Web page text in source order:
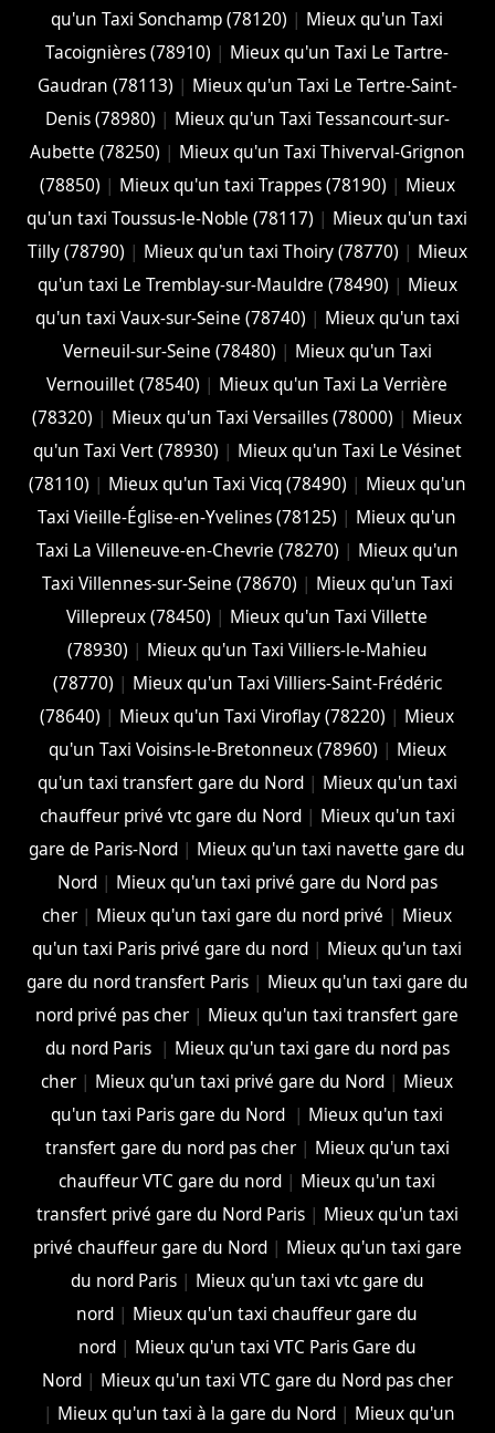
qu'un Taxi Sonchamp (78120) | Mieux qu'un Taxi
Tacoignières (78910) | Mieux qu'un Taxi Le Tartre-
Gaudran (78113) | Mieux qu'un Taxi Le Tertre-Saint-
Denis (78980) | Mieux qu'un Taxi Tessancourt-sur-
Aubette (78250) | Mieux qu'un Taxi Thiverval-Grignon
(78850) | Mieux qu'un taxi Trappes (78190) | Mieux
qu'un taxi Toussus-le-Noble (78117) | Mieux qu'un taxi
Tilly (78790) | Mieux qu'un taxi Thoiry (78770) | Mieux
qu'un taxi Le Tremblay-sur-Mauldre (78490) | Mieux
qu'un taxi Vaux-sur-Seine (78740) | Mieux qu'un taxi
Verneuil-sur-Seine (78480) | Mieux qu'un Taxi
Vernouillet (78540) | Mieux qu'un Taxi La Verrière
(78320) | Mieux qu'un Taxi Versailles (78000) | Mieux
qu'un Taxi Vert (78930) | Mieux qu'un Taxi Le Vésinet
(78110) | Mieux qu'un Taxi Vicq (78490) | Mieux qu'un
Taxi Vieille-Église-en-Yvelines (78125) | Mieux qu'un
Taxi La Villeneuve-en-Chevrie (78270) | Mieux qu'un
Taxi Villennes-sur-Seine (78670) | Mieux qu'un Taxi
Villepreux (78450) | Mieux qu'un Taxi Villette
(78930) | Mieux qu'un Taxi Villiers-le-Mahieu
(78770) | Mieux qu'un Taxi Villiers-Saint-Frédéric
(78640) | Mieux qu'un Taxi Viroflay (78220) | Mieux
qu'un Taxi Voisins-le-Bretonneux (78960) | Mieux
qu'un taxi transfert gare du Nord| Mieux qu'un taxi
chauffeur privé vtc gare du Nord| Mieux qu'un taxi
gare de Paris-Nord | Mieux qu'un taxi navette gare du
Nord| Mieux qu'un taxi privé gare du Nord pas
cher | Mieux qu'un taxi gare du nord privé | Mieux
qu'un taxi Paris privé gare du nord | Mieux qu'un taxi
gare du nord transfert Paris| Mieux qu'un taxi gare du
nord privé pas cher | Mieux qu'un taxi transfert gare
du nord Paris | Mieux qu'un taxi gare du nord pas
cher | Mieux qu'un taxi privé gare du Nord | Mieux
qu'un taxi Paris gare du Nord | Mieux qu'un taxi
transfert gare du nord pas cher| Mieux qu'un taxi
chauffeur VTC gare du nord | Mieux qu'un taxi
transfert privé gare du Nord Paris| Mieux qu'un taxi
privé chauffeur gare du Nord| Mieux qu'un taxi gare
du nord Paris| Mieux qu'un taxi vtc gare du
nord | Mieux qu'un taxi chauffeur gare du
nord| Mieux qu'un taxi VTC Paris Gare du
Nord| Mieux qu'un taxi VTC gare du Nord pas cher
| Mieux qu'un taxi à la gare du Nord | Mieux qu'un